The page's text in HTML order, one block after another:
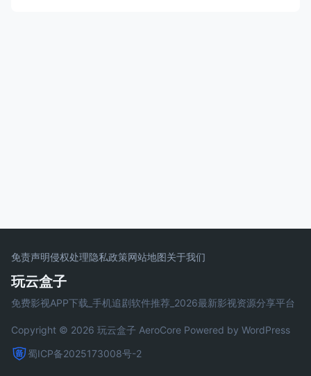
免责声明侵权处理隐私政策网站地图关于我们
玩云盒子
免费影视APP下载_手机追剧软件推荐_2026最新影视资源分享平台
Copyright © 2026 玩云盒子 AeroCore Powered by WordPress
蜀ICP备2025173008号-2